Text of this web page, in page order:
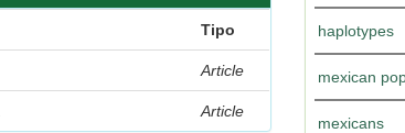
Tipo
Article
Article
haplotypes
mexican
mexicans